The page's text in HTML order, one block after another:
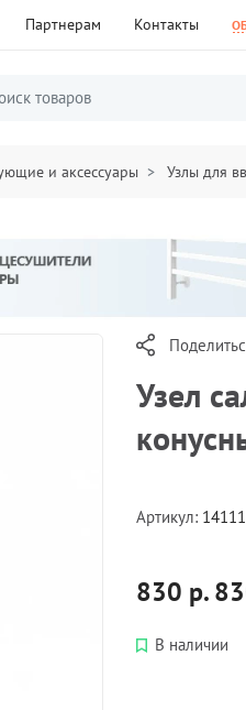
Партнерам Контакты
и аксессуары Узлы для
Узел
Артикул:
830 р.
В наличии